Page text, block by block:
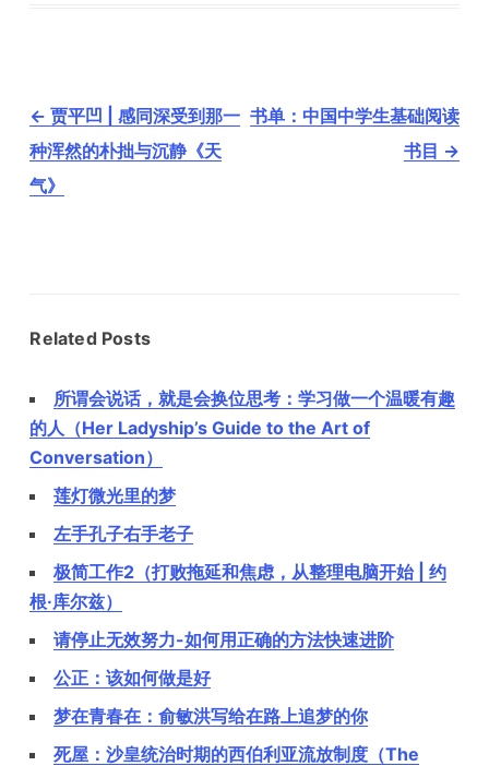
文
章
导
← 贾平凹 | 感同深受到那一
种浑然的朴拙与沉静《天
气》
书单：中国中学生基础阅读
书目 →
Related Posts
所谓会说话，就是会换位思考：学习做一个温暖有趣
的人（Her Ladyship’s Guide to the Art of
Conversation）
莲灯微光里的梦
左手孔子右手老子
极简工作2（打败拖延和焦虑，从整理电脑开始 | 约
根·库尔兹）
请停止无效努力-如何用正确的方法快速进阶
公正：该如何做是好
梦在青春在：俞敏洪写给在路上追梦的你
死屋：沙皇统治时期的西伯利亚流放制度（The